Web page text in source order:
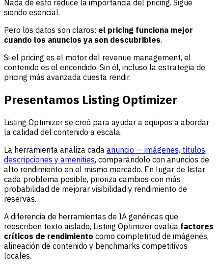
Nada de esto reduce la importancia del pricing. Sigue
siendo esencial.
Pero los datos son claros: el pricing funciona mejor
cuando los anuncios ya son descubribles.
Si el pricing es el motor del revenue management, el
contenido es el encendido. Sin él, incluso la estrategia de
pricing más avanzada cuesta rendir.
Presentamos Listing Optimizer
Listing Optimizer se creó para ayudar a equipos a abordar
la calidad del contenido a escala.
La herramienta analiza cada anuncio — imágenes, títulos,
descripciones y amenities, comparándolo con anuncios de
alto rendimiento en el mismo mercado. En lugar de listar
cada problema posible, prioriza cambios con más
probabilidad de mejorar visibilidad y rendimiento de
reservas.
A diferencia de herramientas de IA genéricas que
reescriben texto aislado, Listing Optimizer evalúa factores
críticos de rendimiento como completitud de imágenes,
alineación de contenido y benchmarks competitivos
locales.